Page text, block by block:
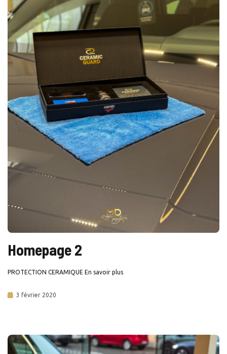
Homepage 2
PROTECTION CERAMIQUE En savoir plus
3 février 2020